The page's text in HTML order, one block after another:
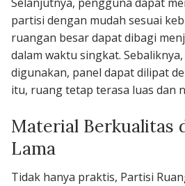
partisi dengan mudah sesuai
ruangan besar dapat dibagi
dalam waktu singkat.
digunakan, panel dapat dilipat
itu, ruang tetap terasa luas dan
Material Berkualitas
Lama
Tidak hanya praktis, Partisi